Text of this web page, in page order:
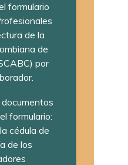
formulario
de la
de
por
formulario:
cédula de
de los